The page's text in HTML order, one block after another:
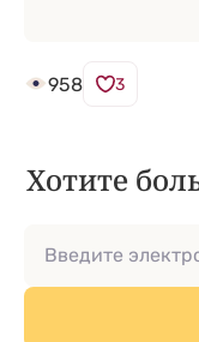
958 3
Хотите